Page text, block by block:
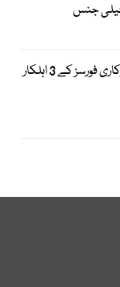
جنس
حوثی ڈرون حملہ، یمن کی سرکاری فورسز کے 3 اہلکار